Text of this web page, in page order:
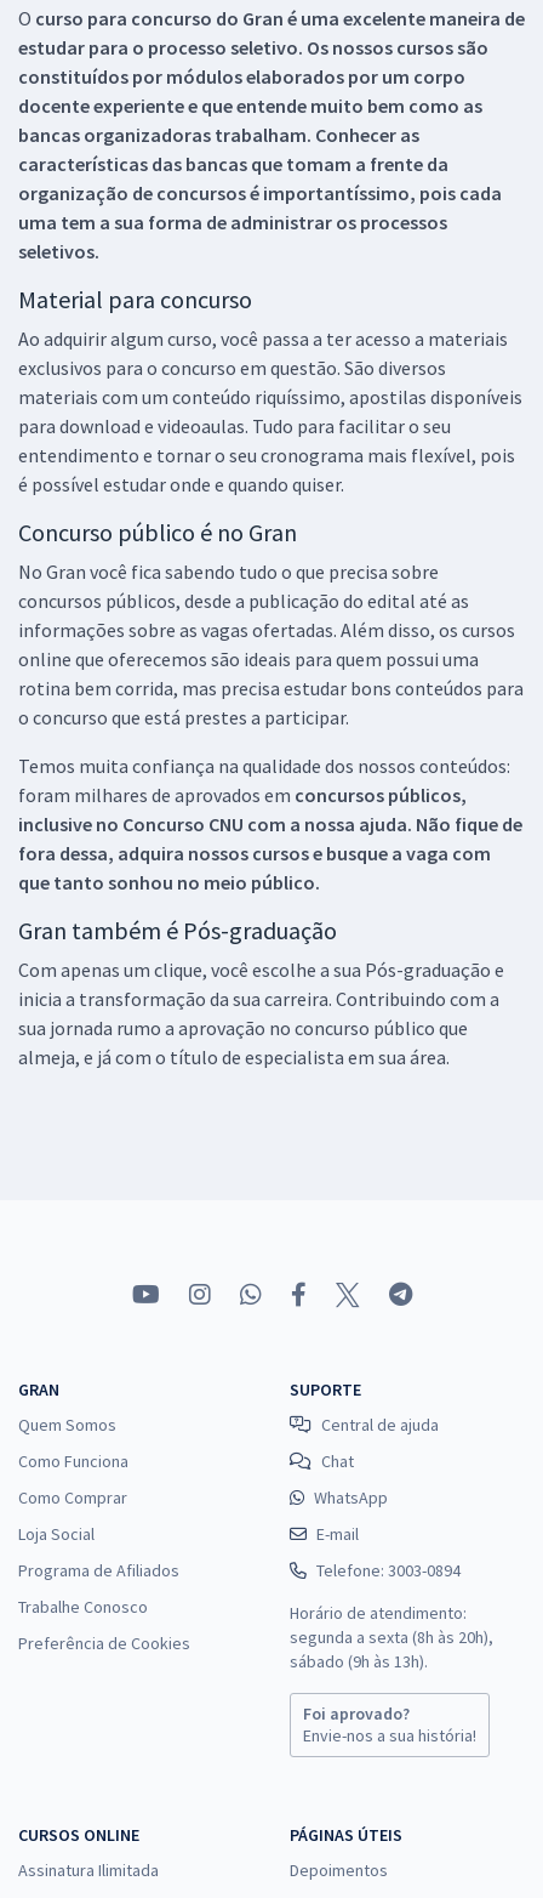
O curso para concurso do Gran é uma excelente maneira de
estudar para o processo seletivo. Os nossos cursos são
constituídos por módulos elaborados por um corpo
docente experiente e que entende muito bem como as
bancas organizadoras trabalham. Conhecer as
características das bancas que tomam a frente da
organização de concursos é importantíssimo, pois cada
uma tem a sua forma de administrar os processos
seletivos.
Material para concurso
Ao adquirir algum curso, você passa a ter acesso a materiais
exclusivos para o concurso em questão. São diversos
materiais com um conteúdo riquíssimo, apostilas disponíveis
para download e videoaulas. Tudo para facilitar o seu
entendimento e tornar o seu cronograma mais flexível, pois
é possível estudar onde e quando quiser.
Concurso público é no Gran
No Gran você fica sabendo tudo o que precisa sobre
concursos públicos, desde a publicação do edital até as
informações sobre as vagas ofertadas. Além disso, os cursos
online que oferecemos são ideais para quem possui uma
rotina bem corrida, mas precisa estudar bons conteúdos para
o concurso que está prestes a participar.
Temos muita confiança na qualidade dos nossos conteúdos:
foram milhares de aprovados em concursos públicos,
inclusive no Concurso CNU com a nossa ajuda. Não fique de
fora dessa, adquira nossos cursos e busque a vaga com
que tanto sonhou no meio público.
Gran também é Pós-graduação
Com apenas um clique, você escolhe a sua Pós-graduação e
inicia a transformação da sua carreira. Contribuindo com a
sua jornada rumo a aprovação no concurso público que
almeja, e já com o título de especialista em sua área.
GRAN
Quem Somos
Como Funciona
Como Comprar
Loja Social
Programa de Afiliados
Trabalhe Conosco
Preferência de Cookies
SUPORTE
Central de ajuda
Chat
WhatsApp
E-mail
Telefone: 3003-0894
Horário de atendimento:
segunda a sexta (8h às 20h),
sábado (9h às 13h).
Foi aprovado?
Envie-nos a sua história!
CURSOS ONLINE
Assinatura Ilimitada
PÁGINAS ÚTEIS
Depoimentos